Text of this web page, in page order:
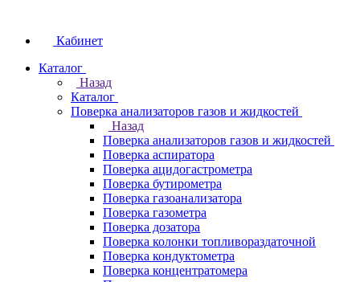
Кабинет
Каталог
Назад
Каталог
Поверка анализаторов газов и жидкостей
Назад
Поверка анализаторов газов и жидкостей
Поверка аспиратора
Поверка ацидогастрометра
Поверка бутирометра
Поверка газоанализатора
Поверка газометра
Поверка дозатора
Поверка колонки топливораздаточной
Поверка кондуктометра
Поверка концентратомера